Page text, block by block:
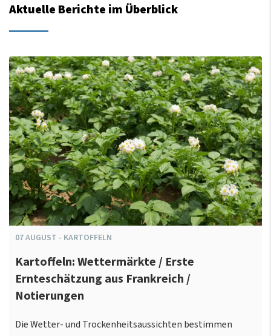
Aktuelle Berichte im Überblick
07AUGUST - KARTOFFELN
Kartoffeln: Wettermärkte / Erste
Ernteschätzung aus Frankreich /
Notierungen
Die Wetter- und Trockenheitsaussichten bestimmen